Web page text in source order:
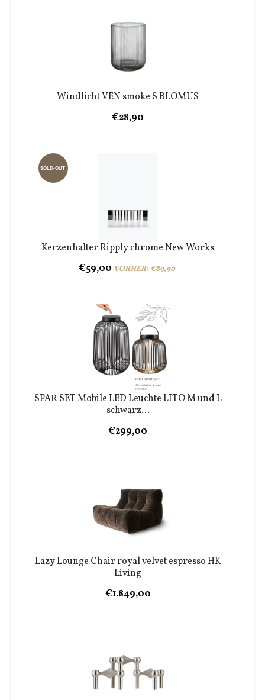
Windlicht VEN smoke S BLOMUS
€28,90
Kerzenhalter Ripply chrome New Works
SOLD-OUT
€59,00 VORHER: €89,90
SPAR SET Mobile LED Leuchte LITO M und L
schwarz...
€299,00
Lazy Lounge Chair royal velvet espresso HK
Living
€1.849,00